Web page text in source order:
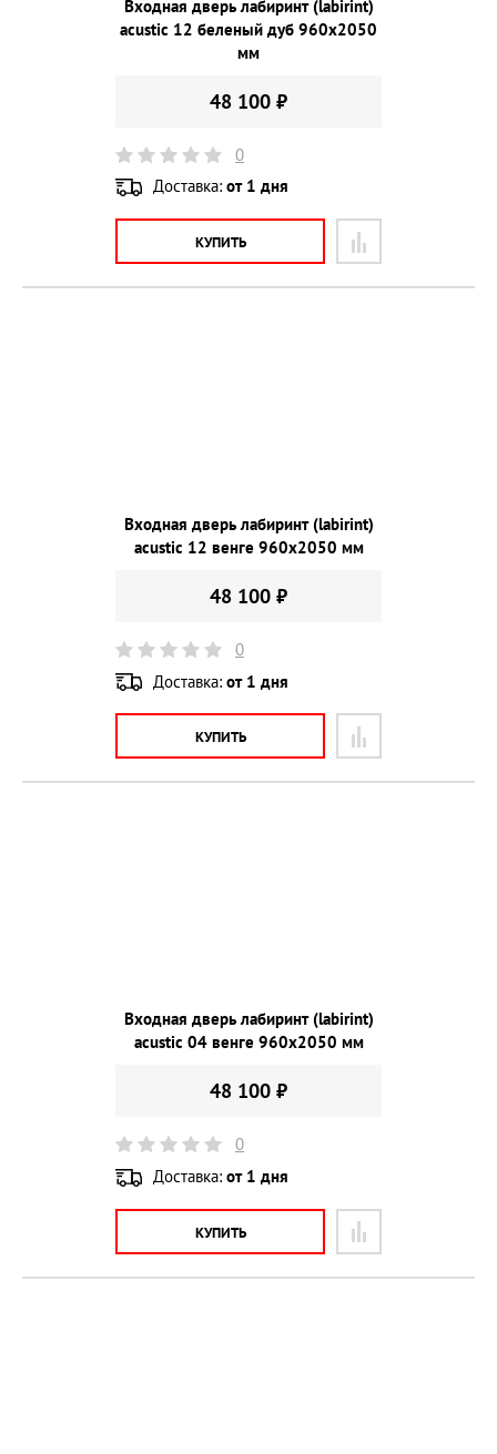
Входная дверь лабиринт (labirint)
acustic 12 беленый дуб 960х2050
мм
48 100 ₽
0
Доставка: от 1 дня
КУПИТЬ
Входная дверь лабиринт (labirint)
acustic 12 венге 960х2050 мм
48 100 ₽
0
Доставка: от 1 дня
КУПИТЬ
Входная дверь лабиринт (labirint)
acustic 04 венге 960х2050 мм
48 100 ₽
0
Доставка: от 1 дня
КУПИТЬ